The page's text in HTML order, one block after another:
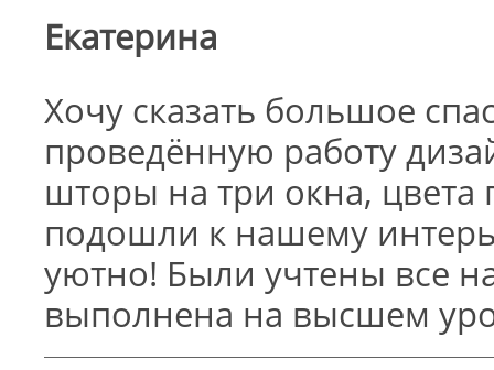
Екатерина
Хочу сказать большое
проведённую работу
шторы на три окна,
подошли к нашему
уютно! Были учтены все
выполнена на высшем